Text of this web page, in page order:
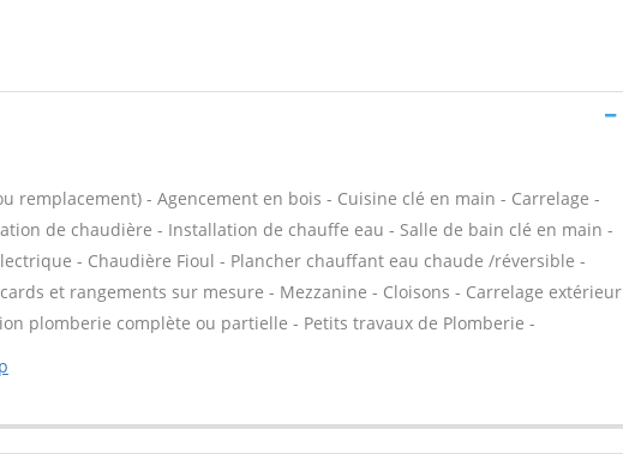
remplacement) - Agencement en bois - Cuisine clé en main - Carrelage -
de chaudière - Installation de chauffe eau - Salle de bain clé en main -
- Chaudière Fioul - Plancher chauffant eau chaude /réversible -
et rangements sur mesure - Mezzanine - Cloisons - Carrelage extérieur
plomberie complète ou partielle - Petits travaux de Plomberie -